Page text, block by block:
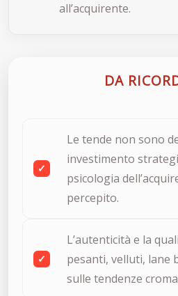
all’acquirente.
DA
Le tende non sono
investimento
psicologia
percepito.
L’autenticità e la
pesanti, velluti, lane
sulle tendenze